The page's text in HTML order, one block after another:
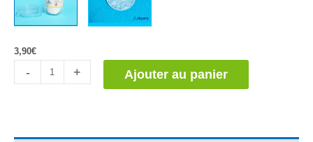
3,90€
-
Potasio
+ Ajouter au panier